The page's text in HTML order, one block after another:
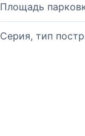
Площадь
Серия, тип